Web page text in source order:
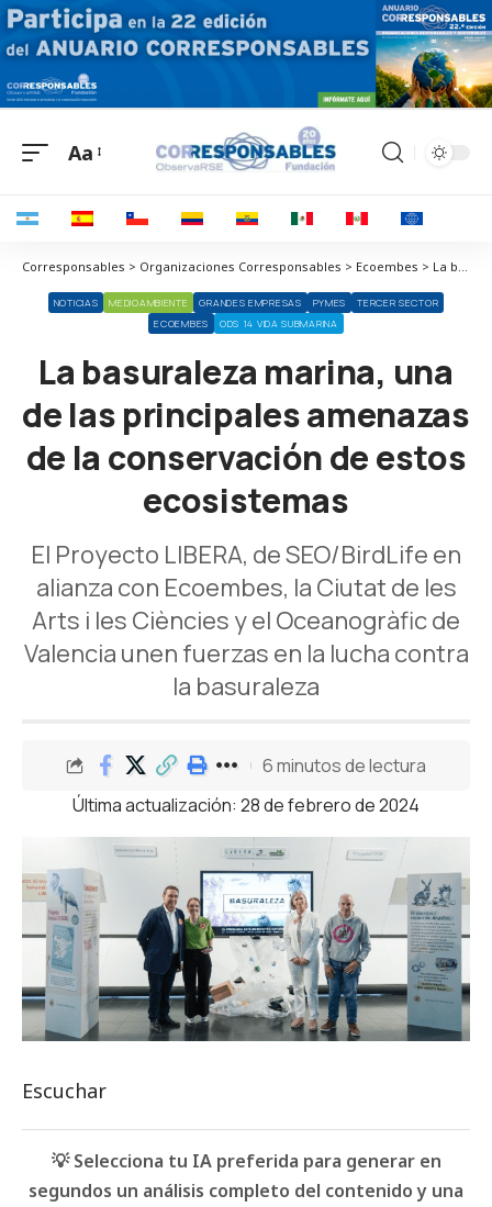
Aa
Corresponsables > Organizaciones Corresponsables > Ecoembes > La basuraleza marina, una de las principales amenazas de la conservación de estos ecosistemas
NOTICIAS MEDIOAMBIENTE GRANDES EMPRESAS PYMES
TERCER SECTOR
ECOEMBES
ODS 14 VIDA SUBMARINA
La basuraleza marina, una
de las principales amenazas
de la conservación de estos
ecosistemas
El Proyecto LIBERA, de SEO/BirdLife en
alianza con Ecoembes, la Ciutat de les
Arts i les Ciències y el Oceanogràfic de
Valencia unen fuerzas en la lucha contra
la basuraleza
Última actualización: 28 de febrero de 2024
6 minutos de lectura
Escuchar
💡 Selecciona tu IA preferida para generar en
segundos un análisis completo del contenido y una